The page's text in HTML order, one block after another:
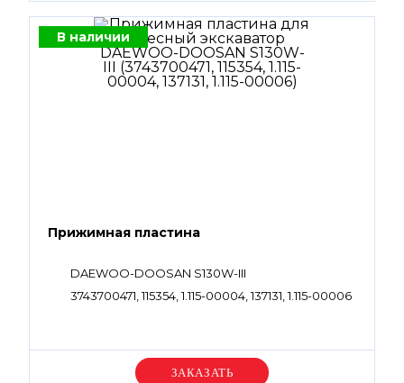
В наличии
Прижимная пластина
DAEWOO-DOOSAN S130W-III
3743700471, 115354, 1.115-00004, 137131, 1.115-00006
Уточняйте цену